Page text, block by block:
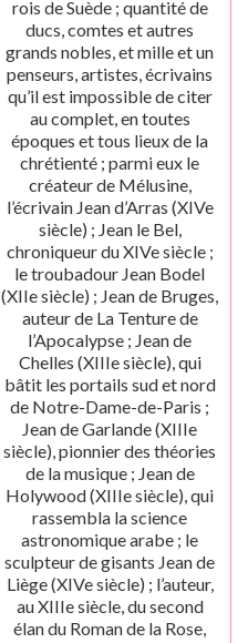
rois de Suède ; quantité de
ducs, comtes et autres
grands nobles, et mille et un
penseurs, artistes, écrivains
qu’il est impossible de citer
au complet, en toutes
époques et tous lieux de la
chrétienté ; parmi eux le
créateur de Mélusine,
l’écrivain Jean d’Arras (XIVe
siècle) ; Jean le Bel,
chroniqueur du XIVe siècle ;
le troubadour Jean Bodel
(XIIe siècle) ; Jean de Bruges,
auteur de La Tenture de
l’Apocalypse ; Jean de
Chelles (XIIIe siècle), qui
bâtit les portails sud et nord
de Notre-Dame-de-Paris ;
Jean de Garlande (XIIIe
siècle), pionnier des théories
de la musique ; Jean de
Holywood (XIIIe siècle), qui
rassembla la science
astronomique arabe ; le
sculpteur de gisants Jean de
Liège (XIVe siècle) ; l’auteur,
au XIIIe siècle, du second
élan du Roman de la Rose,